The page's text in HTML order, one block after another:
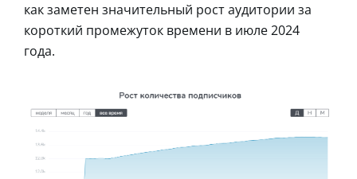
как заметен значительный рост аудитории за
короткий промежуток времени в июле 2024
года.